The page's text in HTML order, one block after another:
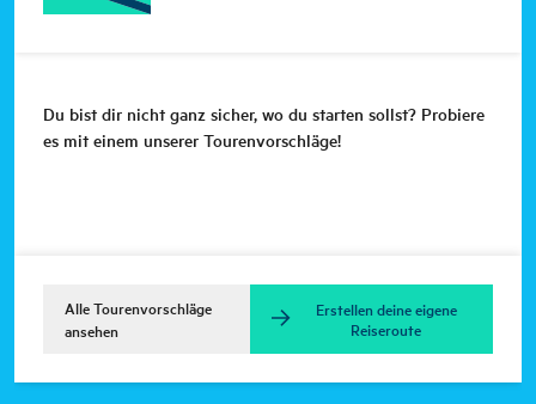
Du bist dir nicht ganz sicher, wo du starten sollst? Probiere
es mit einem unserer Tourenvorschläge!
Alle Tourenvorschläge
ansehen
Erstellen deine eigene
Reiseroute